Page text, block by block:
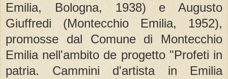
Emilia, Bologna, 1938) e Augusto
Giuffredi (Montecchio Emilia, 1952),
promosse dal Comune di Montecchio
Emilia nell'ambito de progetto "Profeti in
patria. Cammini d'artista in Emilia